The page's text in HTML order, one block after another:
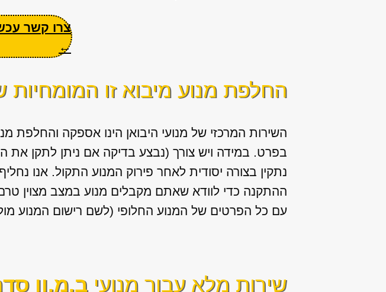
צרו קשר
←
החלפת מנוע מיבוא זו המומחיות
השירות המרכזי של מנועי היבואן הינו אספקה והחלפת
בפרט. במידה ויש צורך (נבצע בדיקה אם ניתן לתקן את
נתקין בצורה יסודית לאחר פירוק המנוע התקול. אנו
ההתקנה כדי לוודא שאתם מקבלים מנוע במצב מצוין
עם כל הפרטים של המנוע החלופי (לשם רישום המנוע
שירות מלא עבור מנועיב.מ.וו סדרה 3